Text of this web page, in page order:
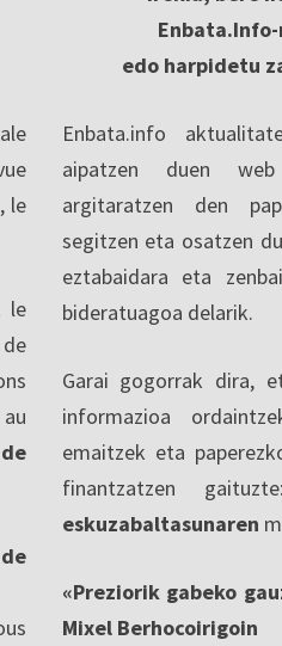
le
le
edo harpidetu
Enbata.info
aipatzen duen
argitaratzen den
segitzen eta osatzen
eztabaidara eta
bideratuagoa delarik.
Garai gogorrak dira,
informazioa
emaitzek eta
finantzatzen
eskuzabaltasunaren
«Preziorik gabeko
Mixel Berhocoirigoin